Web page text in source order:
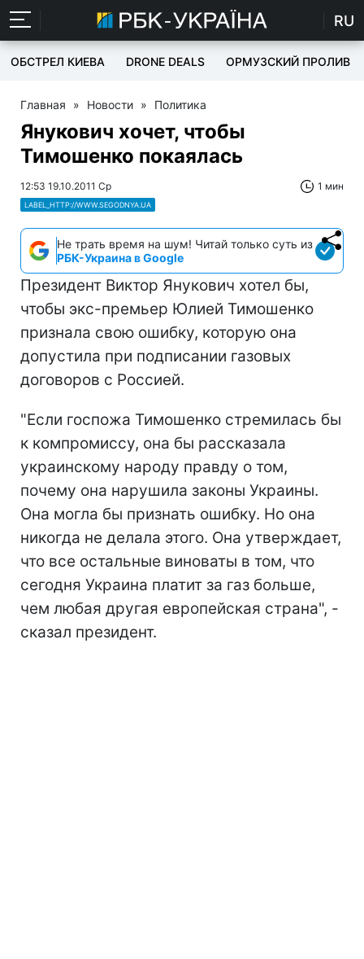
RU
ОБСТРЕЛ КИЕВА DRONE DEALS ОРМУЗСКИЙ ПРОЛИВ
Главная » Новости » Политика
Янукович хочет, чтобы
Тимошенко покаялась
12:53 19.10.2011 Ср 1 мин
LABEL_HTTP://WWW.SEGODNYA.UA
Не трать время на шум! Читай только суть из
РБК-Украина в Google
Президент Виктор Янукович хотел бы,
чтобы экс-премьер Юлией Тимошенко
признала свою ошибку, которую она
допустила при подписании газовых
договоров с Россией.
"Если госпожа Тимошенко стремилась бы
к компромиссу, она бы рассказала
украинскому народу правду о том,
почему она нарушила законы Украины.
Она могла бы признать ошибку. Но она
никогда не делала этого. Она утверждает,
что все остальные виноваты в том, что
сегодня Украина платит за газ больше,
чем любая другая европейская страна", -
сказал президент.